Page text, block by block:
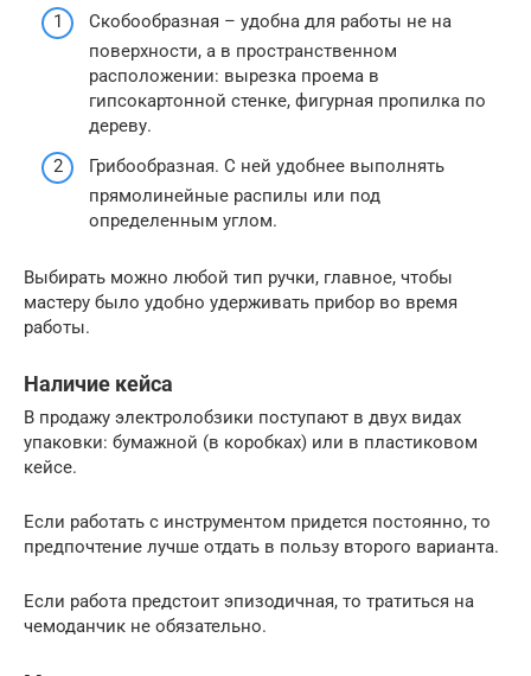
Скобообразная – удобна для работы не на
поверхности, а в пространственном
расположении: вырезка проема в
гипсокартонной стенке, фигурная пропилка по
дереву.
Грибообразная. С ней удобнее выполнять
прямолинейные распилы или под
определенным углом.
Выбирать можно любой тип ручки, главное, чтобы
мастеру было удобно удерживать прибор во время
работы.
Наличие кейса
В продажу электролобзики поступают в двух видах
упаковки: бумажной (в коробках) или в пластиковом
кейсе.
Если работать с инструментом придется постоянно, то
предпочтение лучше отдать в пользу второго варианта.
Если работа предстоит эпизодичная, то тратиться на
чемоданчик не обязательно.